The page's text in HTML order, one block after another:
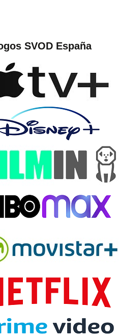
SVOD España